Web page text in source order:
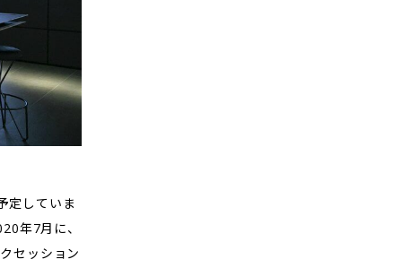
定していま
年7月に、
セッション